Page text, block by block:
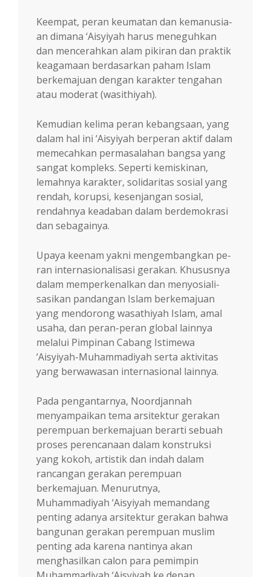
Keempat, peran keumatan dan kemanusia­
an dimana ‘Aisyiyah harus meneguhkan
dan mencerahkan alam pikiran dan praktik
keaga­maan berdasarkan paham Islam
berkemajuan dengan karakter tengahan
atau moderat (wasi­thiyah).
Kemudian kelima peran kebangsaan, yang
dalam hal ini ‘Aisyiyah berperan aktif dalam
memecahkan permasalahan bangsa yang
sa­ngat kompleks. Seperti kemiskinan,
lemahnya karakter, solidaritas sosial yang
rendah, korup­si, kesenjangan sosial,
rendahnya keadaban dalam berdemokrasi
dan sebagainya.
Upaya keenam yakni mengembangkan pe­
ran internasionalisasi gerakan. Khususnya
da­lam memperkenalkan dan menyosiali­
sasi­kan pandangan Islam berkemajuan
yang men­do­rong wasathiyah Islam, amal
usaha, dan pe­ran-peran global lainnya
melalui Pimpinan Ca­bang Istimewa
‘Aisyiyah-Muhammadiyah serta aktivitas
yang berwawasan internasional lain­nya.
Pada pengantarnya, Noordjannah
menyampaikan tema arsitektur gerakan
perempuan berkemajuan berarti sebuah
proses perencanaan dalam konstruksi
yang kokoh, artistik dan indah dalam
rancangan gerakan perempuan
berkemajuan. Menurutnya,
Muhammadiyah ‘Aisyiyah memandang
penting adanya arsitektur gerakan bahwa
bangunan gerakan perempuan muslim
penting ada karena nantinya akan
menghasilkan calon para pemimpin